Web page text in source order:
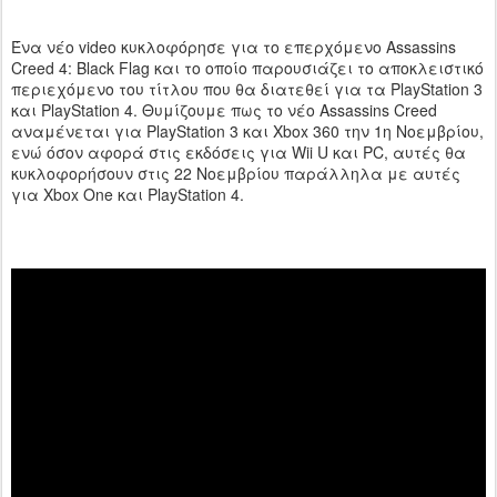
Ένα νέο video κυκλοφόρησε για το επερχόμενο Assassins
Creed 4: Black Flag και το οποίο παρουσιάζει το αποκλειστικό
περιεχόμενο του τίτλου που θα διατεθεί για τα PlayStation 3
και PlayStation 4. Θυμίζουμε πως το νέο Assassins Creed
αναμένεται για PlayStation 3 και Xbox 360 την 1η Νοεμβρίου,
ενώ όσον αφορά στις εκδόσεις για Wii U και PC, αυτές θα
κυκλοφορήσουν στις 22 Νοεμβρίου παράλληλα με αυτές
για Xbox One και PlayStation 4.